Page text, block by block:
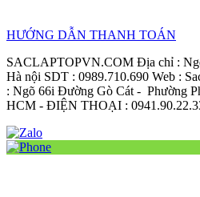
HƯỚNG DẪN THANH TOÁN
SACLAPTOPVN.COM Địa chỉ :
Hà nội SDT : 0989.710.690 Web :
: Ngõ 66i Đường Gò Cát - Phường
HCM - ĐIỆN THOẠI :